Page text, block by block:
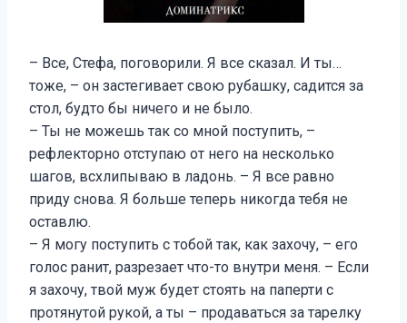
– Все, Стефа, поговорили. Я все сказал. И ты…
тоже, – он застегивает свою рубашку, садится за
стол, будто бы ничего и не было.
– Ты не можешь так со мной поступить, –
рефлекторно отступаю от него на несколько
шагов, всхлипываю в ладонь. – Я все равно
приду снова. Я больше теперь никогда тебя не
оставлю.
– Я могу поступить с тобой так, как захочу, – его
голос ранит, разрезает что-то внутри меня. – Если
я захочу, твой муж будет стоять на паперти с
протянутой рукой, а ты – продаваться за тарелку